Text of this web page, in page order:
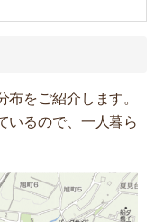
をご紹介します。
いるので、一人暮ら